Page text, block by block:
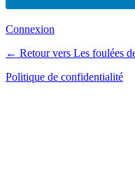
Connexion
← Retour vers Les foulées
Politique de confidentialité